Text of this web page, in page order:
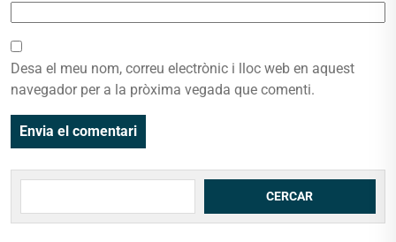
Desa el meu nom, correu electrònic i lloc web en aquest
navegador per a la pròxima vegada que comenti.
CERCAR